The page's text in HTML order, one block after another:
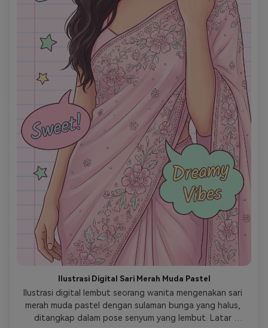
Ilustrasi Digital Sari Merah Muda Pastel
Ilustrasi digital lembut seorang wanita mengenakan sari
merah muda pastel dengan sulaman bunga yang halus,
ditangkap dalam pose senyum yang lembut. Latar